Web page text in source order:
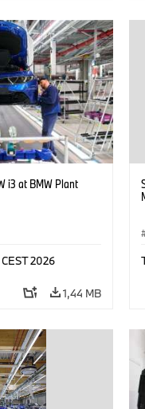
i3 at BMW Plant
2026
1,44 MB